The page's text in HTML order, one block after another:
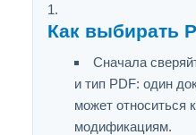
1.
Как выбирать
Сначала
и тип PDF: один
может относиться
модификациям.